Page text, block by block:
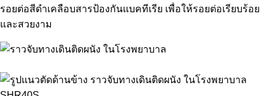
รอยต่อสีดำเคลือบสารป้องกันแบคทีเรีย เพื่อให้รอยต่อเรียบร้อย
และสวยงาม